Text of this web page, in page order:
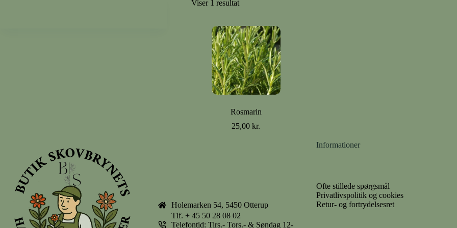
Viser 1 resultat
Rosmarin
25,00kr.
Holemarken 54, 5450 Otterup
Tlf. + 45 50 28 08 02
Telefontid: Tirs.- Tors.- & Søndag 12-
Informationer
Ofte stillede spørgsmål
Privatlivspolitik og cookies
Retur- og fortrydelsesret